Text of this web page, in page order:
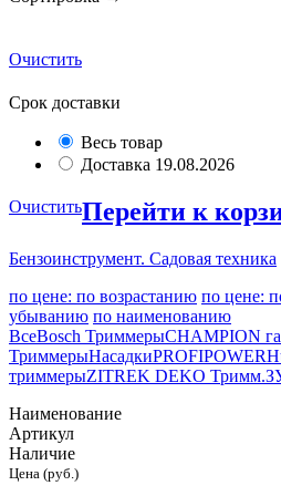
Очистить
Срок доставки
Весь товар
Доставка 19.08.2026
ОчиститьПерейти к
Бензоинструмент. Садовая техника
по цене: по возрастанию по цене:
убыванию по наименованию
ВсеBosch ТриммерыCHAMPION
ТриммерыНасадкиPROFIPOWER
триммерыZITREK DEKO Тримм.
Наименование
Артикул
Наличие
Цена (руб.)